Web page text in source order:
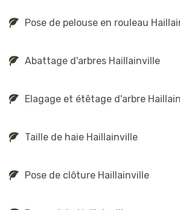
Pose de pelouse en rouleau
Abattage d'arbres Haillainville
Elagage et étêtage d'arbre
Taille de haie Haillainville
Pose de clôture Haillainville